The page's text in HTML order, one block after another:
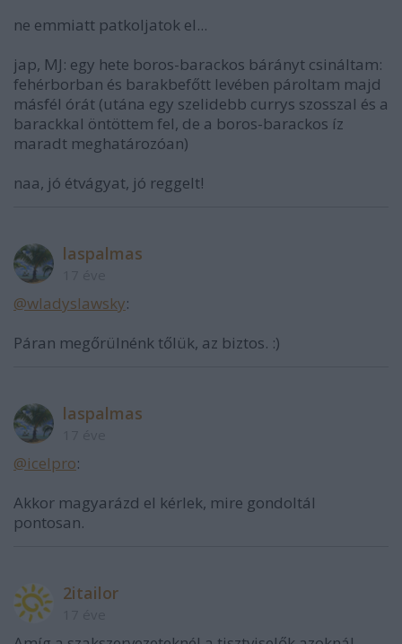
ne emmiatt patkoljatok el...
jap, MJ: egy hete boros-barackos bárányt csináltam:
fehérborban és barakbefőtt levében pároltam majd
másfél órát (utána egy szelidebb currys szosszal és a
barackkal öntöttem fel, de a boros-barackos íz
maradt meghatározóan)
naa, jó étvágyat, jó reggelt!
laspalmas
@wladyslawsky:
Páran megőrülnénk tőlük, az biztos. :)
laspalmas
@icelpro:
Akkor magyarázd el kérlek, mire gondoltál
pontosan.
2itailor